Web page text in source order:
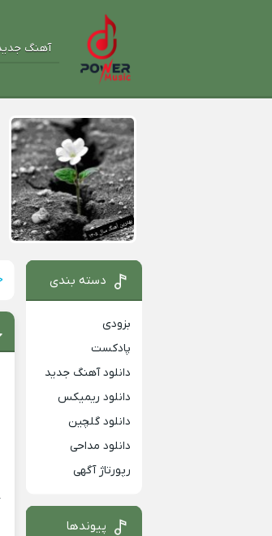
آهنگ
دسته بندی
بزودی
پادکست
دانلود آهنگ جدید
دانلود ریمیکس
دانلود گلچین
دانلود مداحی
رپورتاژ آگهی
پیوندها